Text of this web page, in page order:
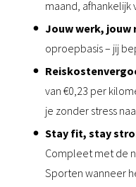
maand, afhankelijk
Jouw werk, jouw
oproepbasis – jij
van €0,23 per
je zonder stress
Stay fit, stay
Compleet met de
Sporten wanneer